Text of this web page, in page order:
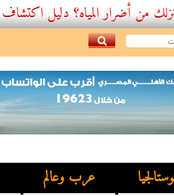
المياه؟ دليل اكتشاف
عرب وعالم